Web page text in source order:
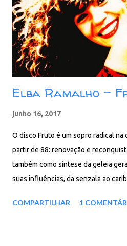
qual as cabeças de quatro dos
bandejas. Foi eleita a melhor capa
Folha de São Paulo em 2001 e é
Faixas: 01. Sangue latino 02. O vir...
Elba Ramalho -
junho 16, 2017
O disco Fruto é um sopro radical na
partir de 88: renovação e
também como síntese da geleia
suas influências, da senzala ao
distribui felicidade em doces
COMPARTILHAR 1